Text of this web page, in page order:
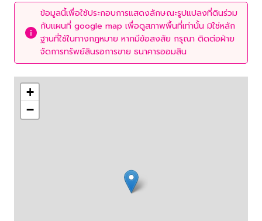
ข้อมูลนี้เพื่อใช้ประกอบการแสดงลักษณะรูปแปลงที่ดินร่วม
กับแผนที่ google map เพื่อดูสภาพพื้นที่เท่านั้น มิใช่หลัก
ฐานที่ใช้ในทางกฎหมาย หากมีข้อสงสัย กรุณา ติดต่อฝ่าย
จัดการทรัพย์สินรอการขาย ธนาคารออมสิน
+
−